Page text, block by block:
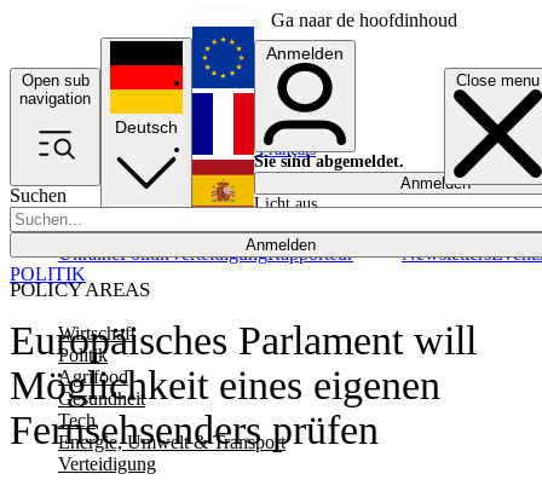
Ga naar de hoofdinhoud
Open sub
navigation
Close menu
Suchen
Anmelden
POLICY AREAS
Wirtschaft
Politik
Agrifood
Gesundheit
Tech
Energie, Umwelt & Transport
Verteidigung
UkrainePolitikVerteidigungRapporteur NewslettersEvents
Deutsch
English
Français
Anmelden
Sie sind abgemeldet.
Anmelden
Licht aus
Europäisches Parlament will
Möglichkeit eines eigenen
Fernsehsenders prüfen
POLITIK